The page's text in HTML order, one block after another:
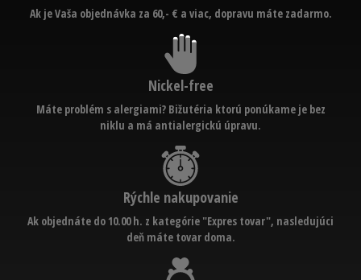
Ak je Vaša objednávka za 60,- € a viac, dopravu máte zadarmo.
Nickel-free
Máte problém s alergiami? Bižutéria ktorú ponúkame je bez
niklu a má antialergickú úpravu.
Rýchle nakupovanie
Ak objednáte do 10.00 h. z kategórie "Expres tovar", nasledujúci
deň máte tovar doma.